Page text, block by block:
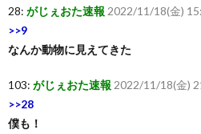
28: がじぇおた速報 2022/11/18(金)
>>9
なんか動物に見えてきた
103: がじぇおた速報 2022/11/18(金)
>>28
僕も！